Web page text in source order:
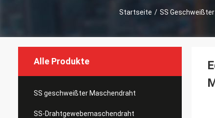
Startseite / SS
Alle Produkte
SS geschweißter Maschendraht
SS-Drahtgewebemaschendraht